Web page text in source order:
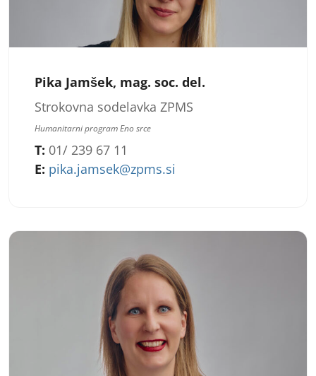
Pika Jamšek, mag. soc. del.
Strokovna sodelavka ZPMS
Humanitarni program Eno srce
T: 01/ 239 67 11
E: pika.jamsek@zpms.si